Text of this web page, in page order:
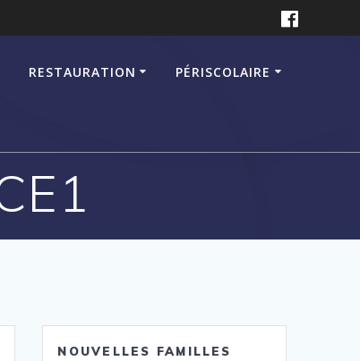
RESTAURATION PÉRISCOLAIRE
NOUVELLES FAMILLES